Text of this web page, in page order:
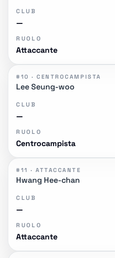
CLUB
—
RUOLO
Attaccante
#10 · CENTROCAMPISTA
Lee Seung-woo
CLUB
—
RUOLO
Centrocampista
#11 · ATTACCANTE
Hwang Hee-chan
CLUB
—
RUOLO
Attaccante